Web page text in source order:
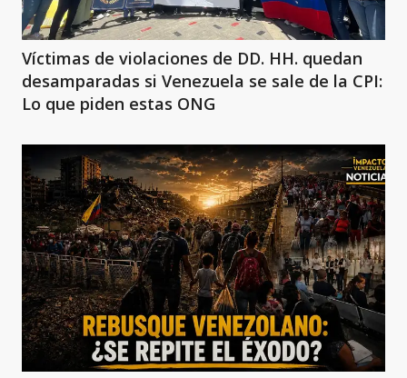
Víctimas de violaciones de DD. HH. quedan
desamparadas si Venezuela se sale de la CPI:
Lo que piden estas ONG